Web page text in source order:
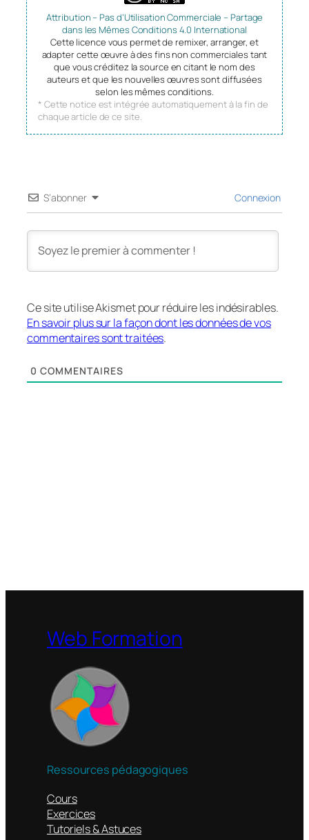
Attribution – Pas d’Utilisation Commerciale – Partage
dans les Mêmes Conditions 4.0 International
Cette licence vous permet de remixer, arranger, et
adapter cette œuvre à des fins non commerciales tant
que vous créditez la source en citant le nom des
auteurs et que les nouvelles œuvres sont diffusées
selon les mêmes conditions.
* Cette notice est intégrée automatiquement à la fin de
chaque article de ce site.
S’abonner Connexion
Ce site utilise Akismet pour réduire les indésirables.
En savoir plus sur la façon dont les données de vos
commentaires sont traitées.
0 COMMENTAIRES
Web Formation
Ressources pédagogiques
Cours
Exercices
Tutoriels & Astuces